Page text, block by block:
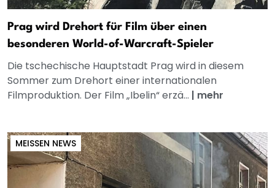
Prag wird Drehort für Film über einen
besonderen World-of-Warcraft-Spieler
Die tschechische Hauptstadt Prag wird in diesem
Sommer zum Drehort einer internationalen
Filmproduktion. Der Film „Ibelin“ erzä... | mehr
MEISSEN NEWS